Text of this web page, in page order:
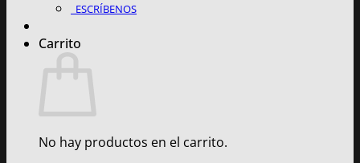
ESCRÍBENOS
Carrito
No hay productos en el carrito.